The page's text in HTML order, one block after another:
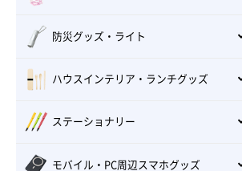
防災グッズ・ライト
ハウスインテリア・ランチグッズ
ステーショナリー
モバイル・PC周辺スマホグッズ